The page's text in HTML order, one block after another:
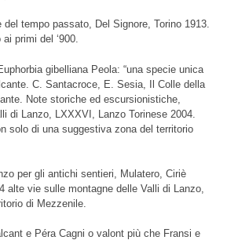
tempo passato, Del Signore, Torino 1913.
primi del ‘900.
gibelliana Peola: “una specie unica
C. Santacroce, E. Sesia, Il Colle della
Note storiche ed escursionistiche,
di Lanzo, LXXXVI, Lanzo Torinese 2004.
solo di una suggestiva zona del territorio
per gli antichi sentieri, Mulatero, Ciriè
alte vie sulle montagne delle Valli di Lanzo,
di Mezzenile.
e Péra Cagni o valont più che Fransi e